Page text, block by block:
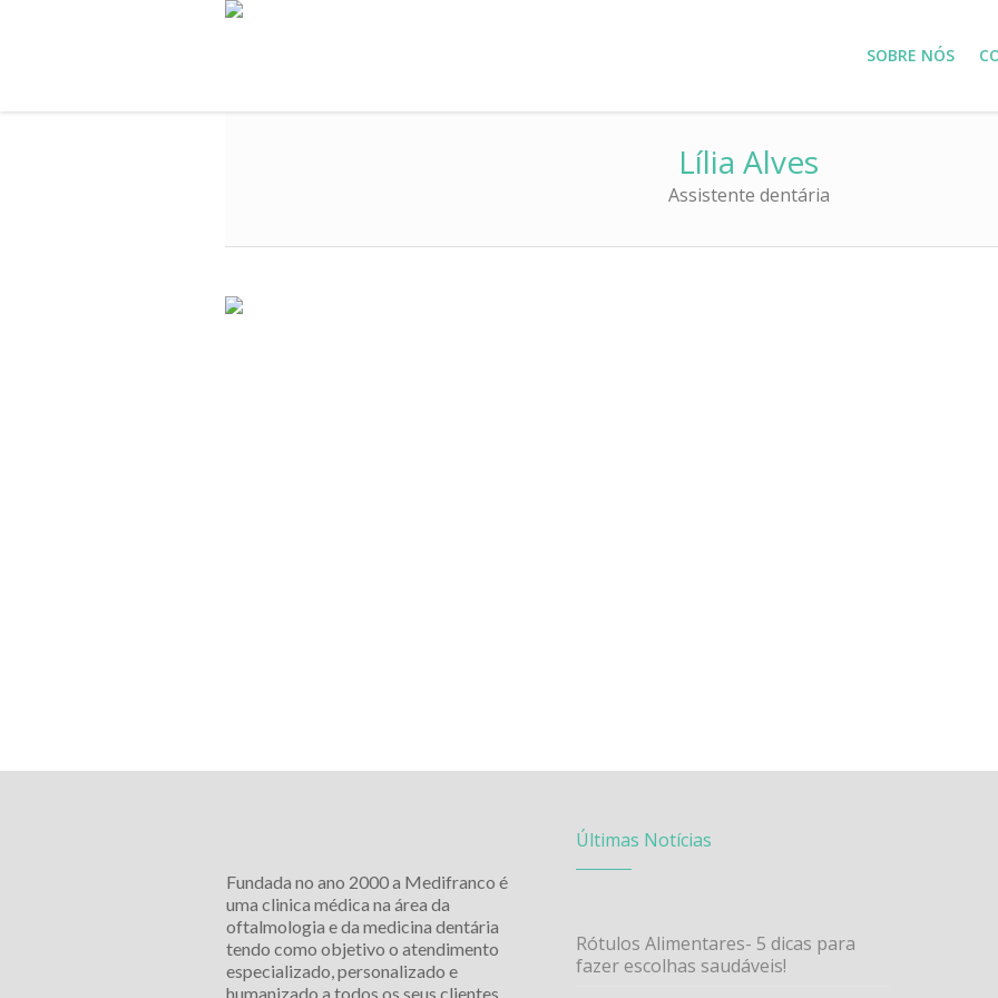
SOBRE NÓS
Lília Alves
Assistente dentária
Fundada no ano 2000 a Medifranco é
uma clinica médica na área da
oftalmologia e da medicina dentária
tendo como objetivo o atendimento
especializado, personalizado e
humanizado a todos os seus clientes.
Últimas Notícias
Rótulos Alimentares- 5 dicas para
fazer escolhas saudáveis!